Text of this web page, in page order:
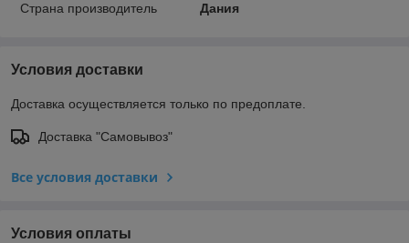
Страна производитель
Дания
Условия доставки
Доставка осуществляется только по предоплате.
Доставка "Самовывоз"
Все условия доставки
Условия оплаты